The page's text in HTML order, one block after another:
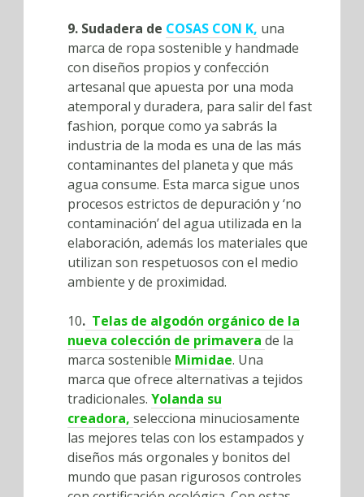
9. Sudadera de COSAS CON K, una
marca de ropa sostenible y handmade
con diseños propios y confección
artesanal que apuesta por una moda
atemporal y duradera, para salir del fast
fashion, porque como ya sabrás la
industria de la moda es una de las más
contaminantes del planeta y que más
agua consume. Esta marca sigue unos
procesos estrictos de depuración y ‘no
contaminación’ del agua utilizada en la
elaboración, además los materiales que
utilizan son respetuosos con el medio
ambiente y de proximidad.
10. Telas de algodón orgánico de la
nueva colección de primavera de la
marca sostenible Mimidae. Una
marca que ofrece alternativas a tejidos
tradicionales. Yolanda su
creadora, selecciona minuciosamente
las mejores telas con los estampados y
diseños más orgonales y bonitos del
mundo que pasan rigurosos controles